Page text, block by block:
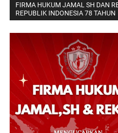
FIRMA HUKUM JAMAL SH DAN
REPUBLIK INDONESIA 78 TAHUN